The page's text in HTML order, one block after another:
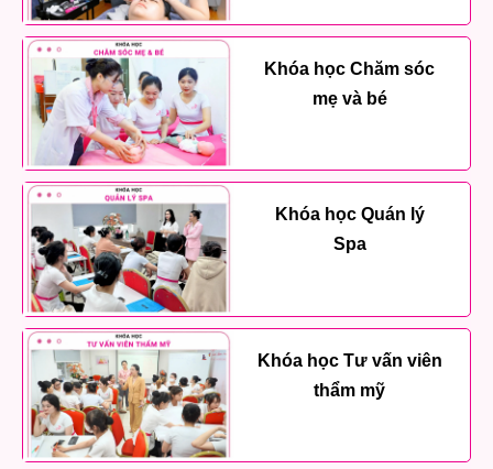
Khóa học Chăm sóc
mẹ và bé
Khóa học Quán lý
Spa
Khóa học Tư vấn viên
thẩm mỹ